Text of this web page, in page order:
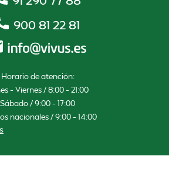
900 81 22 81
Horario de atención:
– Viernes / 8:00 – 21:00
Sábado / 9:00 – 17:00
nacionales / 9:00 – 14:00